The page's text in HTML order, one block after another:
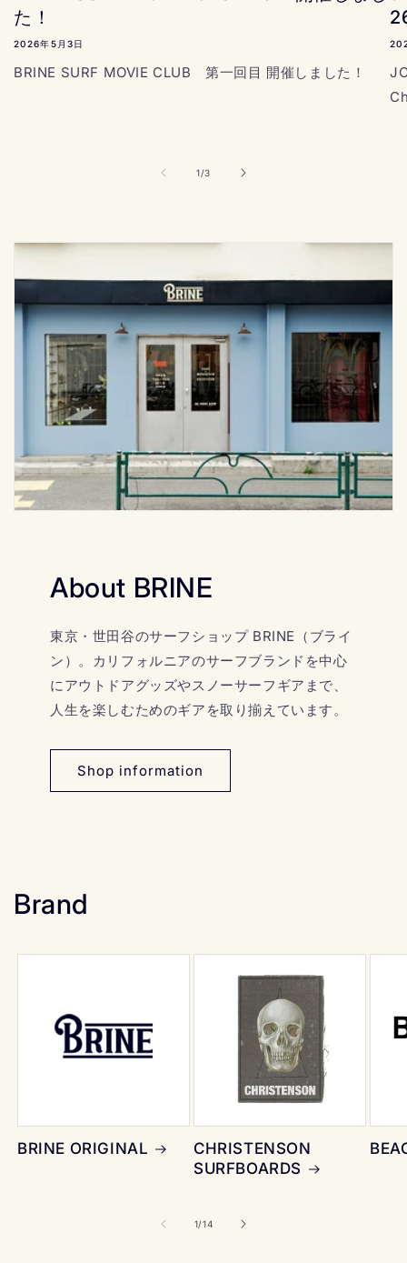
た！
2026年5月3日
BRINE SURF MOVIE CLUB 第一回目 開催しました！
1/の
3
About BRINE
東京・世田谷のサーフショップ BRINE（ブライ
ン）。カリフォルニアのサーフブランドを中心
にアウトドアグッズやスノーサーフギアまで、
人生を楽しむためのギアを取り揃えています。
Shop information
Brand
BRINE ORIGINAL
CHRISTENSON
SURFBOARDS
1/の
14